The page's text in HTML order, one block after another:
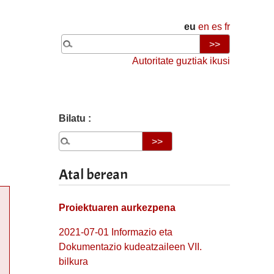
eu en es fr
Autoritate guztiak ikusi
Bilatu :
Atal berean
Proiektuaren aurkezpena
2021-07-01 Informazio eta
Dokumentazio kudeatzaileen VII.
bilkura